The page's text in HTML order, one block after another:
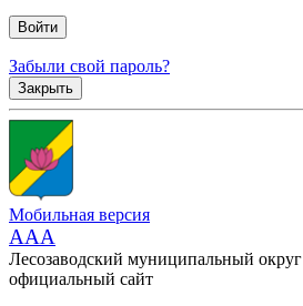
Забыли свой пароль?
Закрыть
Мобильная версия
AAA
Лесозаводский муниципальный округ
официальный сайт